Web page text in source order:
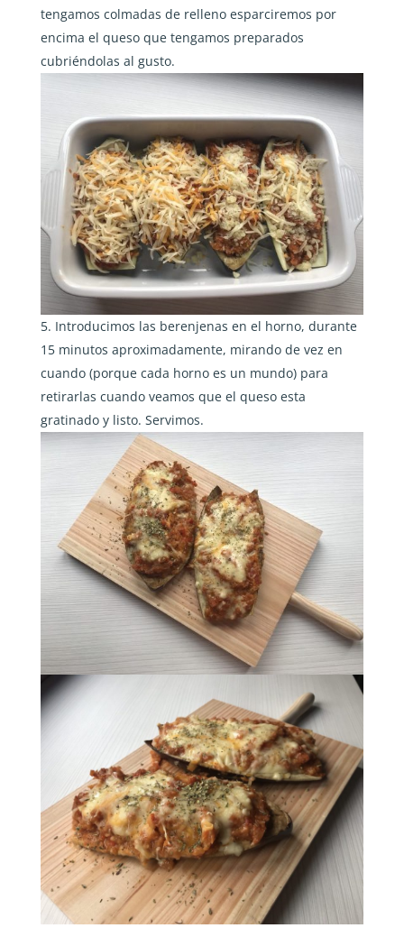
tengamos colmadas de relleno esparciremos por
encima el queso que tengamos preparados
cubriéndolas al gusto.
Introducimos las berenjenas en el horno, durante
15 minutos aproximadamente, mirando de vez en
cuando (porque cada horno es un mundo) para
retirarlas cuando veamos que el queso esta
gratinado y listo. Servimos.